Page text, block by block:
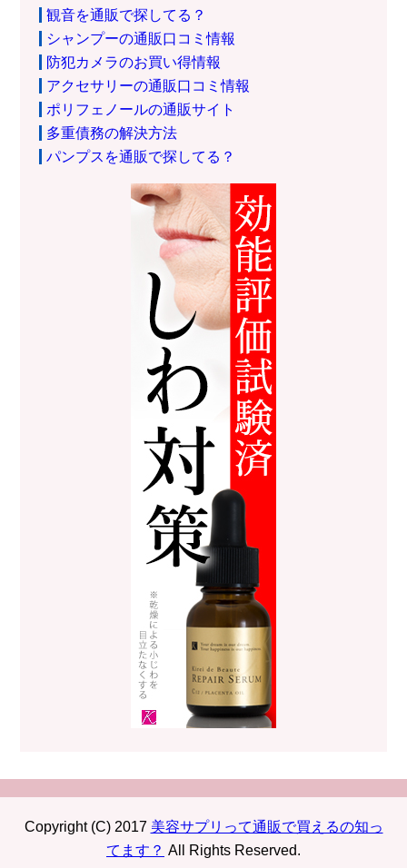
観音を通販で探してる？
シャンプーの通販口コミ情報
防犯カメラのお買い得情報
アクセサリーの通販口コミ情報
ポリフェノールの通販サイト
多重債務の解決方法
パンプスを通販で探してる？
Copyright (C) 2017 美容サプリって通販で買えるの知っ
てます？ All Rights Reserved.